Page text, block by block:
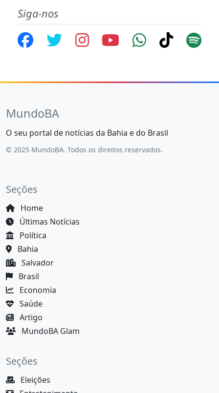
Siga-nos
MundoBA
O seu portal de notícias da Bahia e do Brasil
© 2025 MundoBA. Todos os direitos reservados.
Seções
Home
Últimas Notícias
Política
Bahia
Salvador
Brasil
Economia
Saúde
Artigo
MundoBA Glam
Seções
Eleições